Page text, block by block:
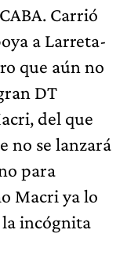
Carrió
a Larreta-
que aún no
DT
del que
no se lanzará
para
Macri ya lo
incógnita